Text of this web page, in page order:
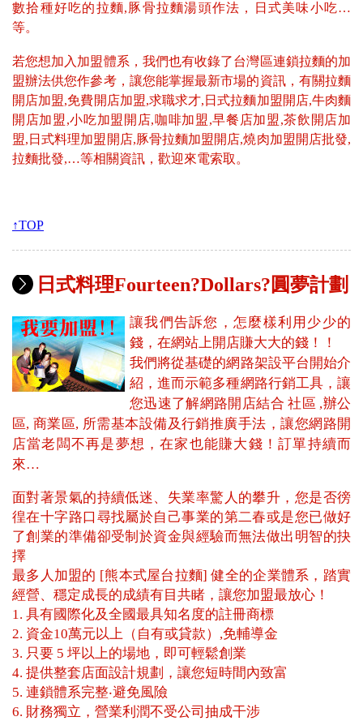
數拾種好吃的拉麵,豚骨拉麵湯頭作法，日式美味小吃…
等。
若您想加入加盟體系，我們也有收錄了台灣區連鎖拉麵的加
盟辦法供您作參考，讓您能掌握最新市場的資訊，有關拉麵
開店加盟,免費開店加盟,求職求才,日式拉麵加盟開店,牛肉麵
開店加盟,小吃加盟開店,咖啡加盟,早餐店加盟,茶飲開店加
盟,日式料理加盟開店,豚骨拉麵加盟開店,燒肉加盟開店批發,
拉麵批發,…等相關資訊，歡迎來電索取。
↑TOP
日式料理Fourteen?Dollars?圓夢計劃
讓我們告訴您，怎麼樣利用少少的
錢，在網站上開店賺大大的錢！！
我們將從基礎的網路架設平台開始介
紹，進而示範多種網路行銷工具，讓
您迅速了解網路開店結合 社區 ,辦公
區, 商業區, 所需基本設備及行銷推廣手法，讓您網路開
店當老闆不再是夢想，在家也能賺大錢！訂單持續而
來…
面對著景氣的持續低迷、失業率驚人的攀升，您是否徬
徨在十字路口尋找屬於自己事業的第二春或是您已做好
了創業的準備卻受制於資金與經驗而無法做出明智的抉
擇
最多人加盟的 [熊本式屋台拉麵] 健全的企業體系，踏實
經營、穩定成長的成績有目共睹，讓您加盟最放心！
1. 具有國際化及全國最具知名度的註冊商標
2. 資金10萬元以上（自有或貸款）,免輔導金
3. 只要 5 坪以上的場地，即可輕鬆創業
4. 提供整套店面設計規劃，讓您短時間內致富
5. 連鎖體系完整‧避免風險
6. 財務獨立，營業利潤不受公司抽成干涉